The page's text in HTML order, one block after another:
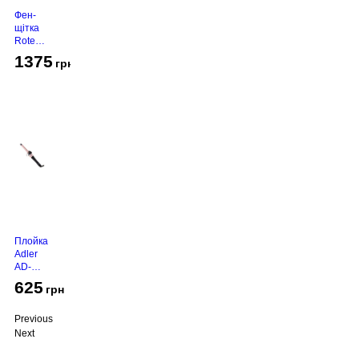
Фен-
щітка
Rotex
490-T
1375 грн
Плойка
Adler
AD-
625 грн
Previous
Next